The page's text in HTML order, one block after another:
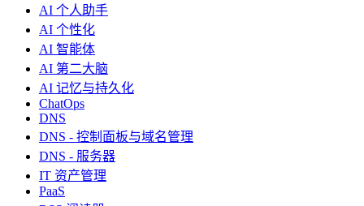
AI 个人助手
AI 个性化
AI 智能体
AI 第二大脑
AI 记忆与持久化
ChatOps
DNS
DNS - 控制面板与域名管理
DNS - 服务器
IT 资产管理
PaaS